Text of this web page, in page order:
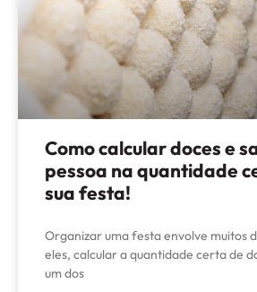
Como calcular doces e
pessoa na quantidade
sua festa!
Organizar uma festa envolve muitos
eles, calcular a quantidade certa de
um dos